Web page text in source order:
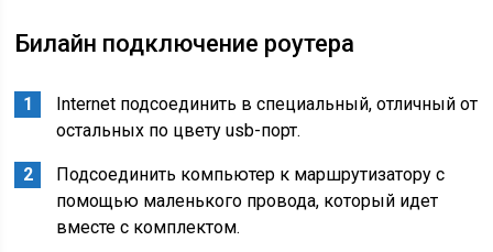
Билайн подключение роутера
Internet подсоединить в специальный, отличный от
остальных по цвету usb-порт.
Подсоединить компьютер к маршрутизатору с
помощью маленького провода, который идет
вместе с комплектом.